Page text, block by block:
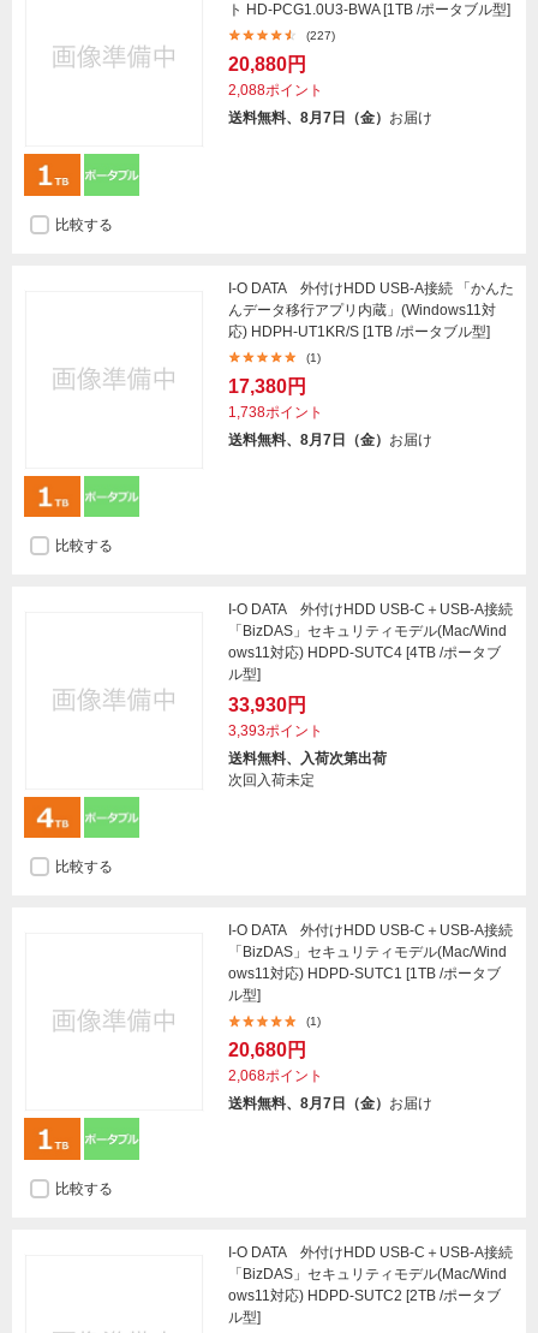
ト HD-PCG1.0U3-BWA [1TB /ポータブル型]
(227)
20,880円
2,088ポイント
送料無料、8月7日（金） お届け
比較する
I-O DATA 外付けHDD USB-A接続 「かんた
んデータ移行アプリ内蔵」(Windows11対
応) HDPH-UT1KR/S [1TB /ポータブル型]
(1)
17,380円
1,738ポイント
送料無料、8月7日（金） お届け
比較する
I-O DATA 外付けHDD USB-C＋USB-A接続
「BizDAS」セキュリティモデル(Mac/Wind
ows11対応) HDPD-SUTC4 [4TB /ポータブ
ル型]
33,930円
3,393ポイント
送料無料、入荷次第出荷
次回入荷未定
比較する
I-O DATA 外付けHDD USB-C＋USB-A接続
「BizDAS」セキュリティモデル(Mac/Wind
ows11対応) HDPD-SUTC1 [1TB /ポータブ
ル型]
(1)
20,680円
2,068ポイント
送料無料、8月7日（金） お届け
比較する
I-O DATA 外付けHDD USB-C＋USB-A接続
「BizDAS」セキュリティモデル(Mac/Wind
ows11対応) HDPD-SUTC2 [2TB /ポータブ
ル型]